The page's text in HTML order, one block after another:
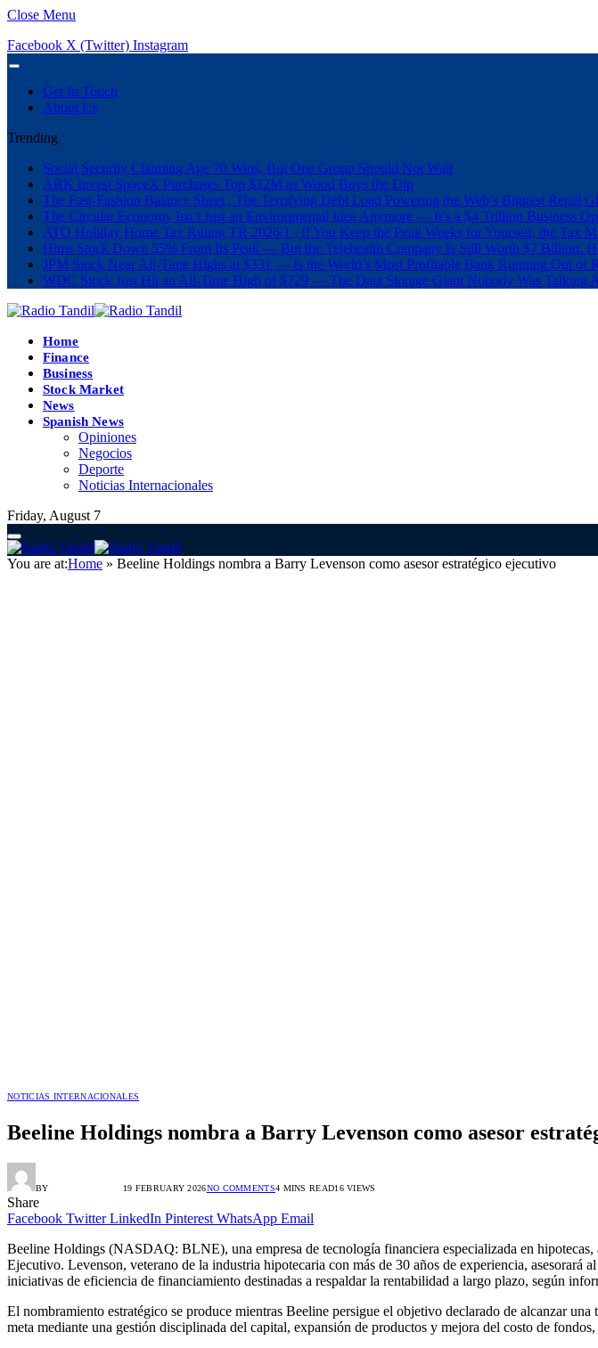
Close Menu
Facebook X (Twitter) Instagram
Get In Touch
About Us
Trending
Social Security Claiming Age 70 Wins, But One Group Should Not Wait
ARK Invest SpaceX Purchases Top $32M as Wood Buys the Dip
The Fast-Fashion Balance Sheet , The Terrifying Debt Load Powering the Web’s Biggest Retail
The Circular Economy Isn’t Just an Environmental Idea Anymore — It’s a $4 Trillion Business
ATO Holiday Home Tax Ruling TR 2026/1 , If You Keep the Peak Weeks for Yourself, the Tax
Hims Stock Down 55% From Its Peak — But the Telehealth Company Is Still Worth $7 Billion.
JPM Stock Near All-Time Highs at $331 — Is the World’s Most Profitable Bank Running Out of
WDC Stock Just Hit an All-Time High of $729 — The Data Storage Giant Nobody Was Talking
Home
Finance
Business
Stock Market
News
Spanish News
Opiniones
Negocios
Deporte
Noticias Internacionales
Friday, August 7
You are at:Home » Beeline Holdings nombra a Barry Levenson como asesor estratégico ejecutivo
NOTICIAS INTERNACIONALES
Beeline Holdings nombra a Barry Levenson como asesor
BY 19 FEBRUARY 2026NO COMMENTS4 MINS READ16VIEWS
Share
Facebook Twitter LinkedIn Pinterest WhatsApp Email
Beeline Holdings (NASDAQ: BLNE), una empresa de tecnología financiera especializada en
Ejecutivo. Levenson, veterano de la industria hipotecaria con más de 30 años de experiencia,
iniciativas de eficiencia de financiamiento destinadas a respaldar la rentabilidad a largo plazo, según
El nombramiento estratégico se produce mientras Beeline persigue el objetivo declarado de alcanzar
meta mediante una gestión disciplinada del capital, expansión de productos y mejora del costo de